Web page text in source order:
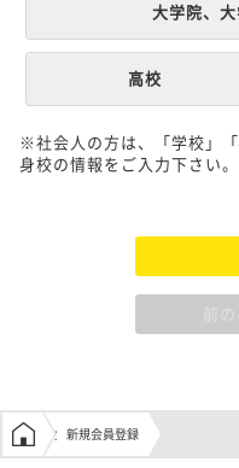
大学院、
高校
※社会人の方は、「学校」
身校の情報をご入力下さい。
前
学生の窓口トップ
新規会員登録